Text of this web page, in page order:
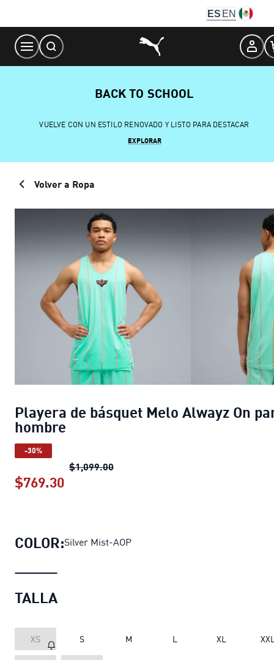
Content
ES EN
BACK TO SCHOOL
VUELVE CON UN ESTILO RENOVADO Y LISTO PARA DESTACAR
EXPLORAR
Volver a Ropa
Playera de básquet Melo Alwayz On
hombre
-30%
$1,099.00Playera de básquet Melo Alwayz
$769.30
COLOR:Silver Mist-AOP
TALLA
XS S M L XL